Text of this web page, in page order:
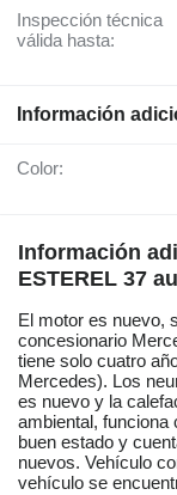
Inspección técnica
válida hasta:
Información
Color:
Información
ESTEREL 37
El motor es nuevo,
concesionario
tiene solo cuatro
Mercedes). Los
es nuevo y la
ambiental, funciona
buen estado y
nuevos. Vehículo
vehículo se